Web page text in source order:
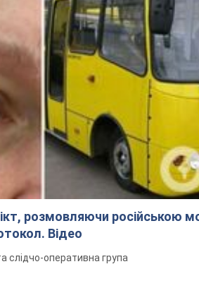
розмовляючи російською
Відео
слідчо-оперативна група